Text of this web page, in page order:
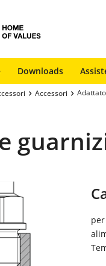
Downloads
Accessori